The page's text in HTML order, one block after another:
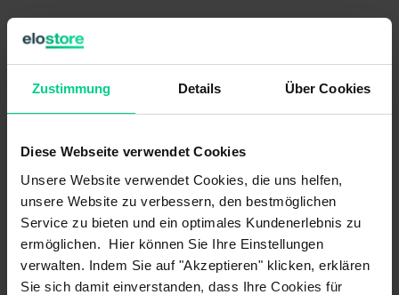
Zustimmung Details Über Cookies
Diese Webseite verwendet Cookies
Unsere Website verwendet Cookies, die uns helfen,
unsere Website zu verbessern, den bestmöglichen
Service zu bieten und ein optimales Kundenerlebnis zu
ermöglichen. Hier können Sie Ihre Einstellungen
verwalten. Indem Sie auf "Akzeptieren" klicken, erklären
Sie sich damit einverstanden, dass Ihre Cookies für
Stückzahl
ab 5 Stk. 177,19 €
- 5 %
ab 10 Stk.
163,90 €
- 12 %
ab 100 Stk.
119,49 €
In den Warenkorb
Angebot erstellen